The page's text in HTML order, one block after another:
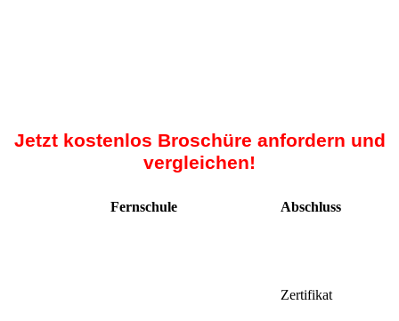
Jetzt kostenlos Broschüre anfordern und
vergleichen!
Fernschule Abschluss
Zertifikat